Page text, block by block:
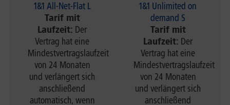
1&1 All-Net-Flat L
Tarif mit
Laufzeit: Der
Vertrag hat eine
Mindestvertragslaufzeit
von 24 Monaten
und verlängert sich
anschließend
automatisch, wenn
1&1 Unlimited on
demand S
Tarif mit
Laufzeit: Der
Vertrag hat eine
Mindestvertragslaufzeit
von 24 Monaten
und verlängert sich
anschließend